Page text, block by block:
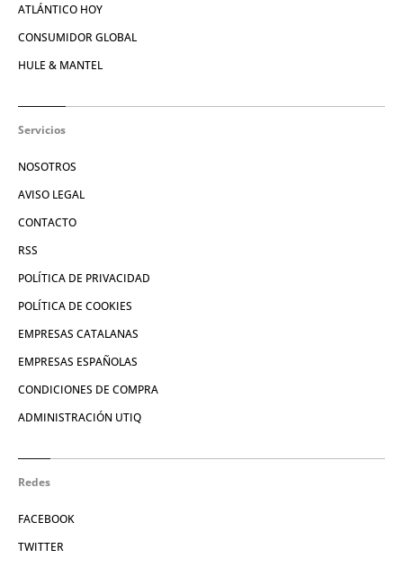
ATLÁNTICO HOY
CONSUMIDOR GLOBAL
HULE & MANTEL
Servicios
NOSOTROS
AVISO LEGAL
CONTACTO
RSS
POLÍTICA DE PRIVACIDAD
POLÍTICA DE COOKIES
EMPRESAS CATALANAS
EMPRESAS ESPAÑOLAS
CONDICIONES DE COMPRA
ADMINISTRACIÓN UTIQ
Redes
FACEBOOK
TWITTER